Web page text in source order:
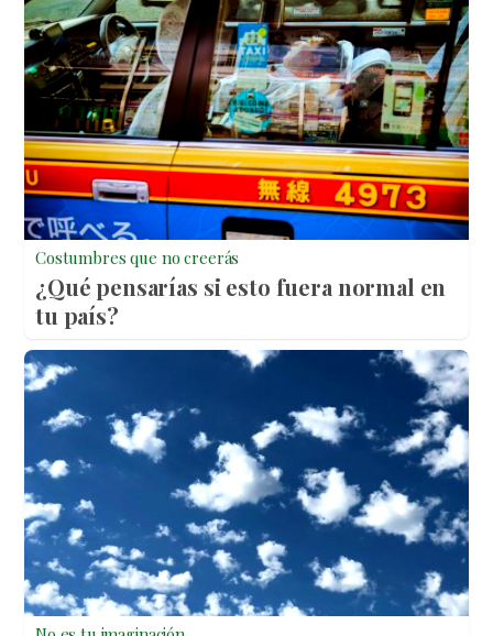
Costumbres que no creerás
¿Qué pensarías si esto fuera normal en
tu país?